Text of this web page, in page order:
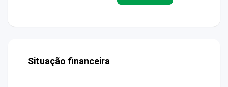
Situação financeira